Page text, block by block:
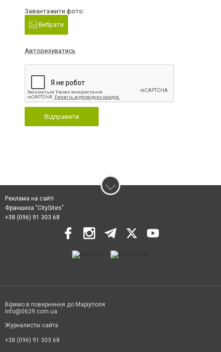
Завантажити фото:
Вибрати
Авторизуватись
Відправити
Реклама на сайті
Франшиза "CitySites"
+38 (096) 91 303 68
Віримо в повернення до Маріуполя
info@0629.com.ua
Журналисты сайта
+38 (096) 91 303 68